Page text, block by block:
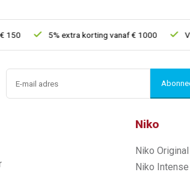
5% extra korting vanaf € 1000
Niko
Niko Original
Niko Intense